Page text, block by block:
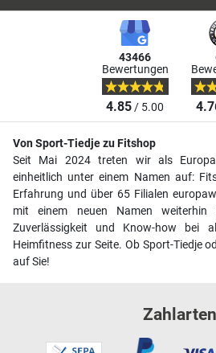
43466
Bewertungen
4.85/ 5.00
Von Sport-Tiedje zu Fitshop
Seit Mai 2024 treten wir als
einheitlich unter einem Namen auf:
Erfahrung und über 65 Filialen
mit einem neuen Namen weiterhin
Zuverlässigkeit und Know-how bei
Heimfitness zur Seite. Ob Sport-Tiedje
auf Sie!
Zahlarten